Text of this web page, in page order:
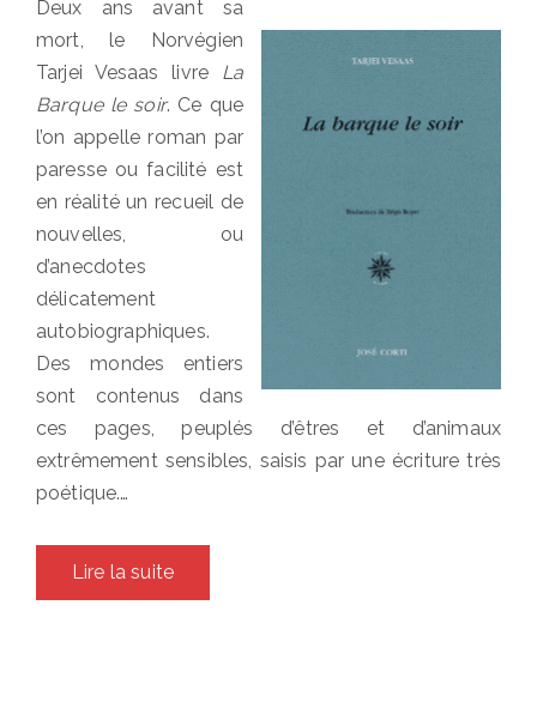
Deux ans avant sa
mort, le Norvégien
Tarjei Vesaas livre La
Barque le soir. Ce que
l’on appelle roman par
paresse ou facilité est
en réalité un recueil de
nouvelles, ou
d’anecdotes
délicatement
autobiographiques.
Des mondes entiers
sont contenus dans
ces pages, peuplés d’êtres et d’animaux
extrêmement sensibles, saisis par une écriture très
poétique.…
Lire la suite